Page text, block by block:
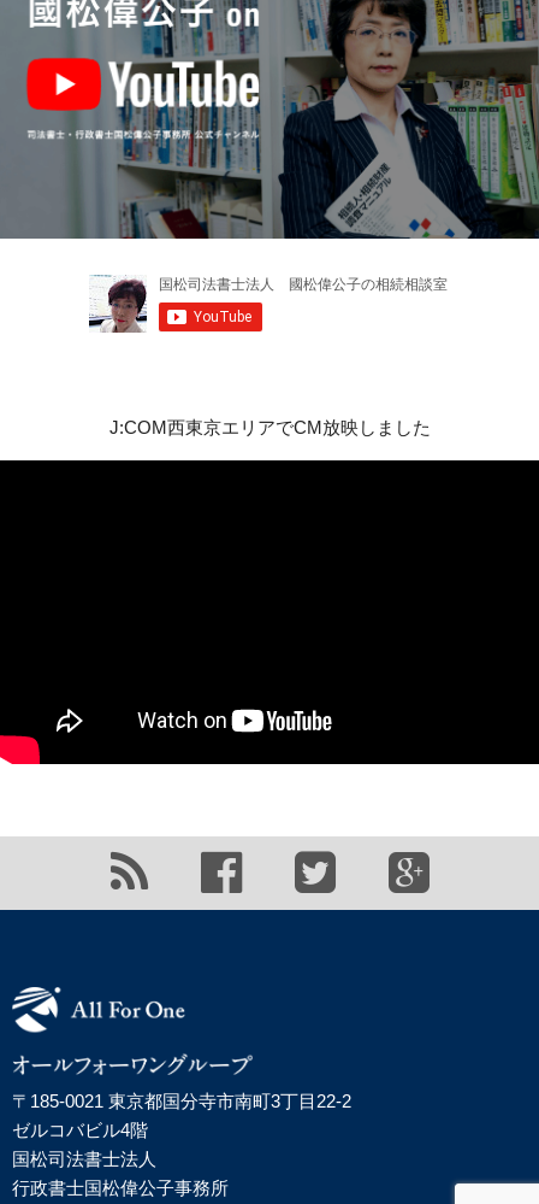
J:COM西東京エリアでCM放映しました
〒185-0021 東京都国分寺市南町3丁目22-2
ゼルコバビル4階
国松司法書士法人
行政書士国松偉公子事務所